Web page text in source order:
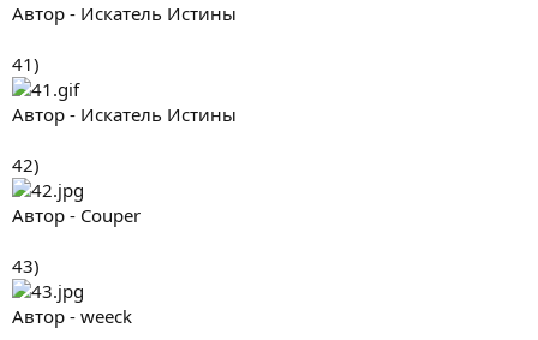
Автор - Искатель Истины
41)
Автор - Искатель Истины
42)
Автор - Couper
43)
Автор - weeck